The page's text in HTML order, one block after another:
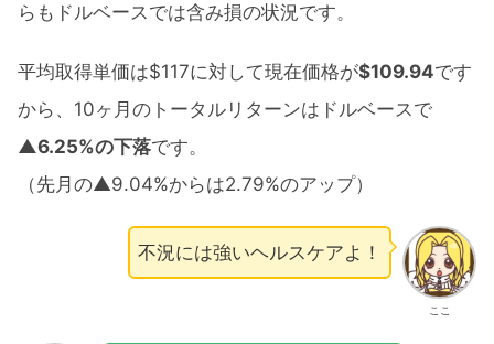
らもドルベースでは含み損の状況です。
平均取得単価は$117に対して現在価格が$109.94です
から、10ヶ月のトータルリターンはドルベースで
▲6.25%の下落です。
（先月の▲9.04%からは2.79%のアップ）
ここ
不況には強いヘルスケアよ！